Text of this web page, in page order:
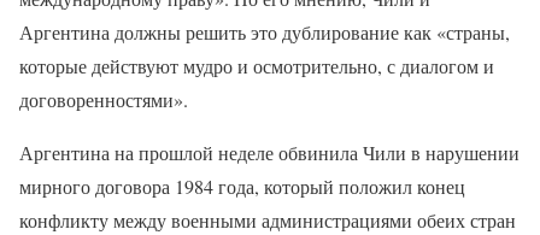
Аргентина должны решить это дублирование как «страны,
которые действуют мудро и осмотрительно, с диалогом и
договоренностями».
Аргентина на прошлой неделе обвинила Чили в нарушении
мирного договора 1984 года, который положил конец
конфликту между военными администрациями обеих стран